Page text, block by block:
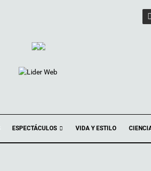
ESPECTÁCULOS VIDA Y ESTILO